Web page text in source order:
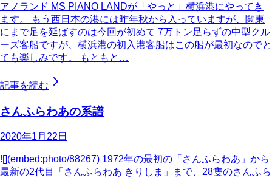
アノランド MS PIANO LANDが「やっと」横浜港にやってき
ます。 もう西日本の港には昨年秋から入っていますが、関東
にまで足を延ばすのは今回が初めて 7万トン足らずの中型クル
ーズ客船ですが、横浜港の初入港客船はこの船が最初なのでと
ても楽しみです。 もともと…
記事を読む
さんふらわあの系譜
2020年1月22日
![](embed:photo/88267) 1972年の最初の「さんふらわあ」から
最新の2代目「さんふらわあ きりしま」まで、28隻のさんふら